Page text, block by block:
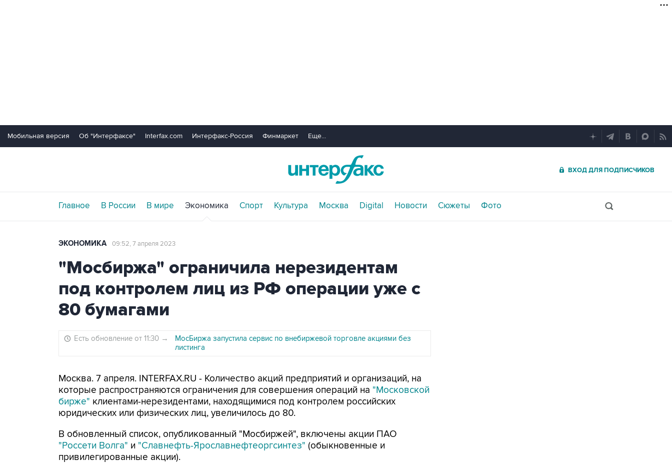
Мобильная версия Об "Интерфаксе" Interfax.com Интерфакс-Россия Финмаркет Еще...
ВХОД ДЛЯ ПОДПИСЧИКОВ
Главное В России В мире Экономика Спорт Культура Москва Digital Новости Сюжеты Фото
ЭКОНОМИКА 09:52, 7 апреля 2023
"Мосбиржа" ограничила нерезидентам
под контролем лиц из РФ операции уже с
80 бумагами
Есть обновление от 11:30 →
МосБиржа запустила сервис по внебиржевой торговле акциями без
листинга
Москва. 7 апреля. INTERFAX.RU - Количество акций предприятий и организаций, на
которые распространяются ограничения для совершения операций на "Московской
бирже" клиентами-нерезидентами, находящимися под контролем российских
юридических или физических лиц, увеличилось до 80.
В обновленный список, опубликованный "Мосбиржей", включены акции ПАО
"Россети Волга" и "Славнефть-Ярославнефтеоргсинтез" (обыкновенные и
привилегированные акции).